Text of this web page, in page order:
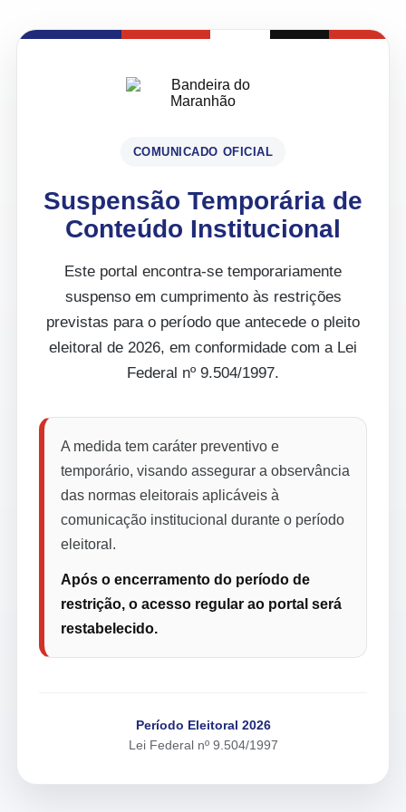
COMUNICADO OFICIAL
Suspensão Temporária de
Conteúdo Institucional
Este portal encontra-se temporariamente
suspenso em cumprimento às restrições
previstas para o período que antecede o pleito
eleitoral de 2026, em conformidade com a Lei
Federal nº 9.504/1997.
A medida tem caráter preventivo e
temporário, visando assegurar a observância
das normas eleitorais aplicáveis à
comunicação institucional durante o período
eleitoral.
Após o encerramento do período de
restrição, o acesso regular ao portal será
restabelecido.
Período Eleitoral 2026
Lei Federal nº 9.504/1997